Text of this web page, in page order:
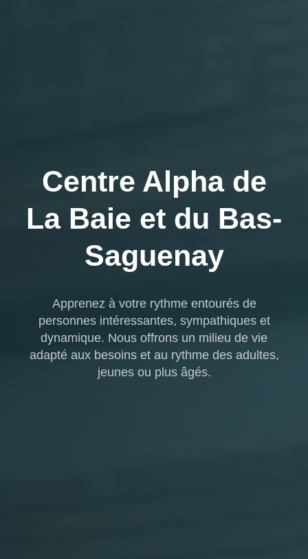
Centre Alpha de
La Baie et du Bas-
Saguenay
Apprenez à votre rythme entourés de
personnes intéressantes, sympathiques et
dynamique. Nous offrons un milieu de vie
adapté aux besoins et au rythme des adultes,
jeunes ou plus âgés.